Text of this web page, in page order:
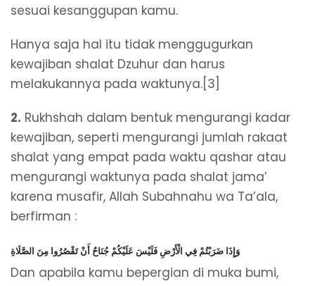
sesuai kesanggupan kamu.
Hanya saja hal itu tidak menggugurkan
kewajiban shalat Dzuhur dan harus
melakukannya pada waktunya.[3]
2. Rukhshah dalam bentuk mengurangi kadar
kewajiban, seperti mengurangi jumlah rakaat
shalat yang empat pada waktu qashar atau
mengurangi waktunya pada shalat jama’
karena musafir, Allah Subahnahu wa Ta’ala,
berfirman :
وَإِذَا ضَرَبْتُمْ فِي الْأَرْضِ فَلَيْسَ عَلَيْكُمْ جُنَاحٌ أَنْ تَقْصُرُوا مِنَ الصَّلَاةِ
Dan apabila kamu bepergian di muka bumi,